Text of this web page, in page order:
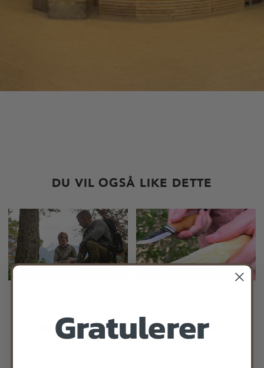
DU VIL OGSÅ LIKE DETTE
SOMMERMINNE
FREMTIDSSKOGENS
VOKTER
Gratulerer